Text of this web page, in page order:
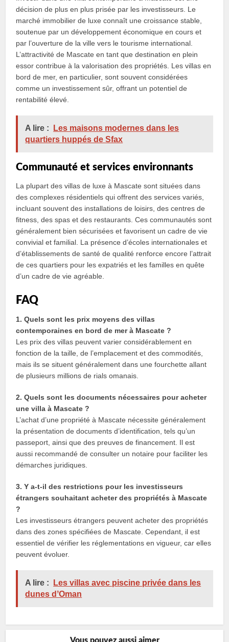
décision de plus en plus prisée par les investisseurs. Le
marché immobilier de luxe connaît une croissance stable,
soutenue par un développement économique en cours et
par l’ouverture de la ville vers le tourisme international.
L’attractivité de Mascate en tant que destination en plein
essor contribue à la valorisation des propriétés. Les villas en
bord de mer, en particulier, sont souvent considérées
comme un investissement sûr, offrant un potentiel de
rentabilité élevé.
A lire :
Les maisons modernes dans les
quartiers huppés de Sfax
Communauté et services environnants
La plupart des villas de luxe à Mascate sont situées dans
des complexes résidentiels qui offrent des services variés,
incluant souvent des installations de loisirs, des centres de
fitness, des spas et des restaurants. Ces communautés sont
généralement bien sécurisées et favorisent un cadre de vie
convivial et familial. La présence d’écoles internationales et
d’établissements de santé de qualité renforce encore l’attrait
de ces quartiers pour les expatriés et les familles en quête
d’un cadre de vie agréable.
FAQ
1. Quels sont les prix moyens des villas
contemporaines en bord de mer à Mascate ?
Les prix des villas peuvent varier considérablement en
fonction de la taille, de l’emplacement et des commodités,
mais ils se situent généralement dans une fourchette allant
de plusieurs millions de rials omanais.
2. Quels sont les documents nécessaires pour acheter
une villa à Mascate ?
L’achat d’une propriété à Mascate nécessite généralement
la présentation de documents d’identification, tels qu’un
passeport, ainsi que des preuves de financement. Il est
aussi recommandé de consulter un notaire pour faciliter les
démarches juridiques.
3. Y a-t-il des restrictions pour les investisseurs
étrangers souhaitant acheter des propriétés à Mascate
?
Les investisseurs étrangers peuvent acheter des propriétés
dans des zones spécifiées de Mascate. Cependant, il est
essentiel de vérifier les réglementations en vigueur, car elles
peuvent évoluer.
A lire :
Les villas avec piscine privée dans les
dunes dʼOman